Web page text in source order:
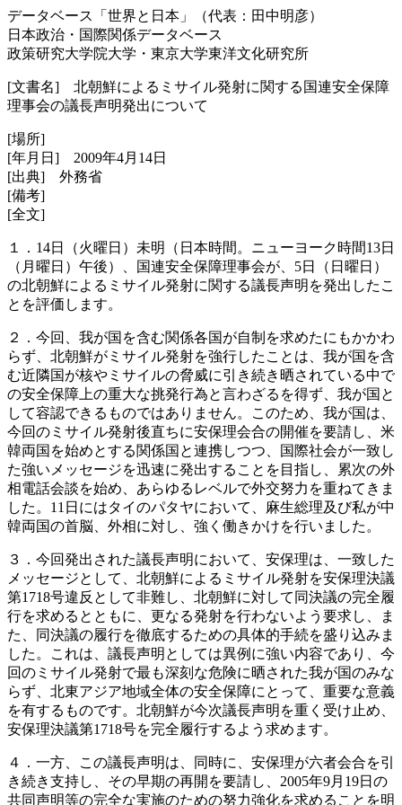
データベース「世界と日本」（代表：田中明彦）
日本政治・国際関係データベース
政策研究大学院大学・東京大学東洋文化研究所
[文書名] 北朝鮮によるミサイル発射に関する国連安全保障
理事会の議長声明発出について
[場所]
[年月日] 2009年4月14日
[出典] 外務省
[備考]
[全文]
１．14日（火曜日）未明（日本時間。ニューヨーク時間13日
（月曜日）午後）、国連安全保障理事会が、5日（日曜日）
の北朝鮮によるミサイル発射に関する議長声明を発出したこ
とを評価します。
２．今回、我が国を含む関係各国が自制を求めたにもかかわ
らず、北朝鮮がミサイル発射を強行したことは、我が国を含
む近隣国が核やミサイルの脅威に引き続き晒されている中で
の安全保障上の重大な挑発行為と言わざるを得ず、我が国と
して容認できるものではありません。このため、我が国は、
今回のミサイル発射後直ちに安保理会合の開催を要請し、米
韓両国を始めとする関係国と連携しつつ、国際社会が一致し
た強いメッセージを迅速に発出することを目指し、累次の外
相電話会談を始め、あらゆるレベルで外交努力を重ねてきま
した。11日にはタイのパタヤにおいて、麻生総理及び私が中
韓両国の首脳、外相に対し、強く働きかけを行いました。
３．今回発出された議長声明において、安保理は、一致した
メッセージとして、北朝鮮によるミサイル発射を安保理決議
第1718号違反として非難し、北朝鮮に対して同決議の完全履
行を求めるとともに、更なる発射を行わないよう要求し、ま
た、同決議の履行を徹底するための具体的手続を盛り込みま
した。これは、議長声明としては異例に強い内容であり、今
回のミサイル発射で最も深刻な危険に晒された我が国のみな
らず、北東アジア地域全体の安全保障にとって、重要な意義
を有するものです。北朝鮮が今次議長声明を重く受け止め、
安保理決議第1718号を完全履行するよう求めます。
４．一方、この議長声明は、同時に、安保理が六者会合を引
き続き支持し、その早期の再開を要請し、2005年9月19日の
共同声明等の完全な実施のための努力強化を求めることを明